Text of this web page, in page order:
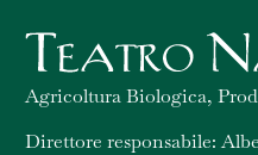
Agricoltura Biologica,
Direttore responsabile: